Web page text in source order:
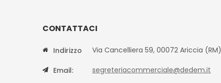
CONTATTACI
Indirizzo Via Cancelliera 59, 00072 Ariccia (RM)
Email: segreteriacommerciale@dedem.it